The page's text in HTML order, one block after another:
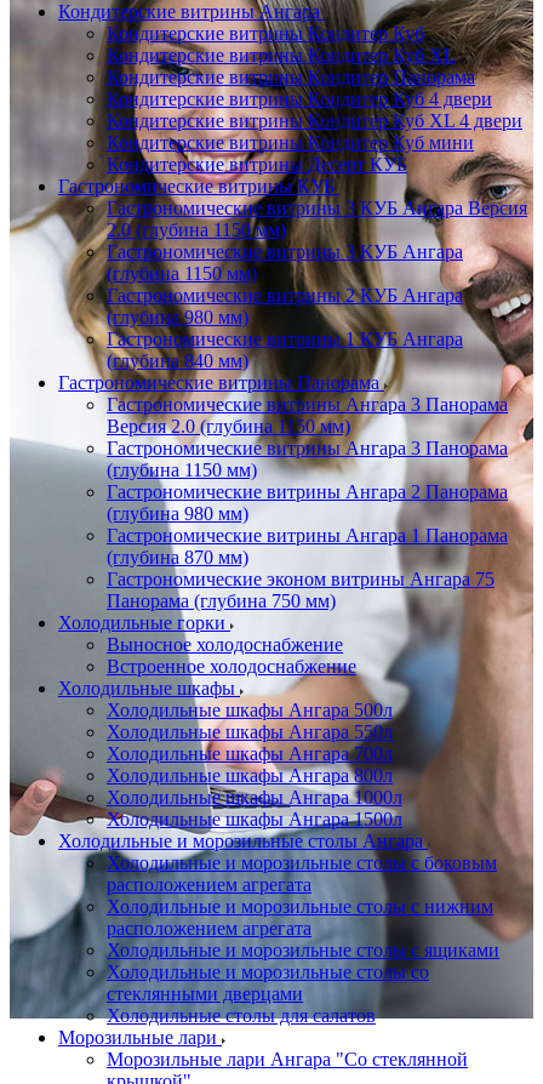
Кондитерские витрины Ангара
Кондитерские витрины Кондитер Куб
Кондитерские витрины Кондитер Куб XL
Кондитерские витрины Кондитер Панорама
Кондитерские витрины Кондитер Куб 4 двери
Кондитерские витрины Кондитер Куб XL 4 двери
Кондитерские витрины Кондитер Куб мини
Кондитерские витрины Десерт КУБ
Гастрономические витрины КУБ
Гастрономические витрины 3 КУБ Ангара Версия
2.0 (глубина 1150 мм)
Гастрономические витрины 3 КУБ Ангара
(глубина 1150 мм)
Гастрономические витрины 2 КУБ Ангара
(глубина 980 мм)
Гастрономические витрины 1 КУБ Ангара
(глубина 840 мм)
Гастрономические витрины Панорама
Гастрономические витрины Ангара 3 Панорама
Версия 2.0 (глубина 1150 мм)
Гастрономические витрины Ангара 3 Панорама
(глубина 1150 мм)
Гастрономические витрины Ангара 2 Панорама
(глубина 980 мм)
Гастрономические витрины Ангара 1 Панорама
(глубина 870 мм)
Гастрономические эконом витрины Ангара 75
Панорама (глубина 750 мм)
Холодильные горки
Выносное холодоснабжение
Встроенное холодоснабжение
Холодильные шкафы
Холодильные шкафы Ангара 500л
Холодильные шкафы Ангара 550л
Холодильные шкафы Ангара 700л
Холодильные шкафы Ангара 800л
Холодильные шкафы Ангара 1000л
Холодильные шкафы Ангара 1500л
Холодильные и морозильные столы Ангара
Холодильные и морозильные столы с боковым
расположением агрегата
Холодильные и морозильные столы с нижним
расположением агрегата
Холодильные и морозильные столы с ящиками
Холодильные и морозильные столы со
стеклянными дверцами
Холодильные столы для салатов
Морозильные лари
Морозильные лари Ангара "Со стеклянной